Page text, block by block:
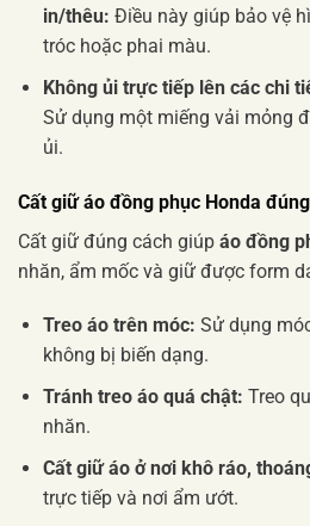
in/thêu: Điều này giúp bảo vệ
tróc hoặc phai màu.
Không ủi trực tiếp lên các chi
Sử dụng một miếng vải mỏng
ủi.
Cất giữ áo đồng phục Honda
Cất giữ đúng cách giúp áo đồng
nhăn, ẩm mốc và giữ được form
Treo áo trên móc: Sử dụng
không bị biến dạng.
Tránh treo áo quá chật: Treo
nhăn.
Cất giữ áo ở nơi khô ráo,
trực tiếp và nơi ẩm ướt.